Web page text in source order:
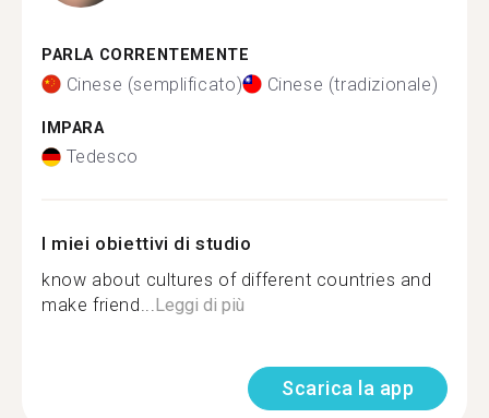
PARLA CORRENTEMENTE
Cinese (semplificato) Cinese (tradizionale)
IMPARA
Tedesco
I miei obiettivi di studio
know about cultures of different countries and
make friend...Leggi di più
Scarica la app